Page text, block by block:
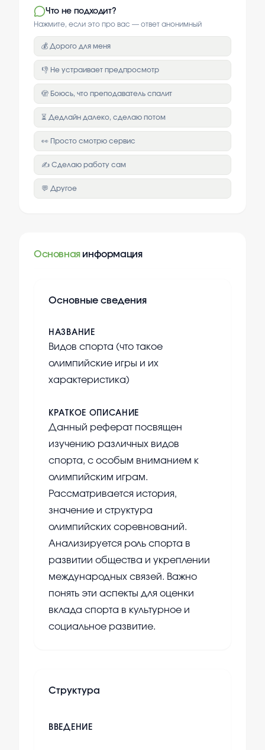
Что не подходит?
Нажмите, если это про вас — ответ анонимный
💰 Дорого для меня
👎 Не устраивает предпросмотр
🫣 Боюсь, что преподаватель спалит
⏳ Дедлайн далеко, сделаю потом
👀 Просто смотрю сервис
✍️ Сделаю работу сам
💬 Другое
Основная информация
Основные сведения
НАЗВАНИЕ
Видов спорта (что такое
олимпийские игры и их
характеристика)
КРАТКОЕ ОПИСАНИЕ
Данный реферат посвящен
изучению различных видов
спорта, с особым вниманием к
олимпийским играм.
Рассматривается история,
значение и структура
олимпийских соревнований.
Анализируется роль спорта в
развитии общества и укреплении
международных связей. Важно
понять эти аспекты для оценки
вклада спорта в культурное и
социальное развитие.
Структура
ВВЕДЕНИЕ